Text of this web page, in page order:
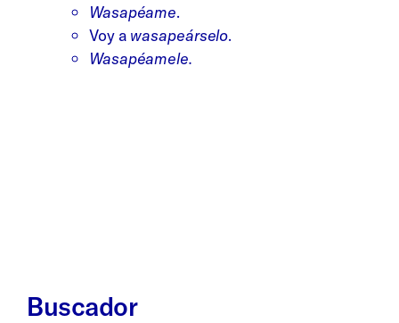
Wasapéame.
Voy a wasapeárselo.
Wasapéamele.
Buscador